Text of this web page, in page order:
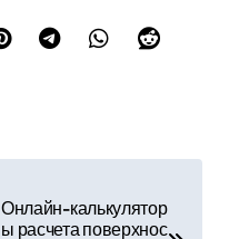
Онлайн-калькулятор
ы расчета поверхнос